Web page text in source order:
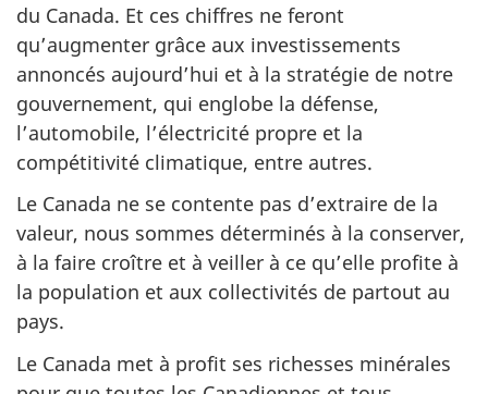
du Canada. Et ces chiffres ne feront
qu’augmenter grâce aux investissements
annoncés aujourd’hui et à la stratégie de notre
gouvernement, qui englobe la défense,
l’automobile, l’électricité propre et la
compétitivité climatique, entre autres.
Le Canada ne se contente pas d’extraire de la
valeur, nous sommes déterminés à la conserver,
à la faire croître et à veiller à ce qu’elle profite à
la population et aux collectivités de partout au
pays.
Le Canada met à profit ses richesses minérales